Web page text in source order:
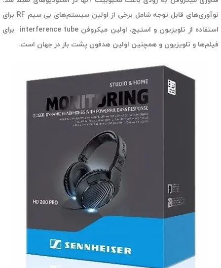
نوآوری‌های قابل توجه شامل برخی از اولین سیستم‌های بی سیم RF برای
استفاده از تلویزیون و استیج، اولین میکروفن interference tube برای
فیلم‌ها و تلویزیون و همچنین اولین هدفون پشت باز در جهان است.